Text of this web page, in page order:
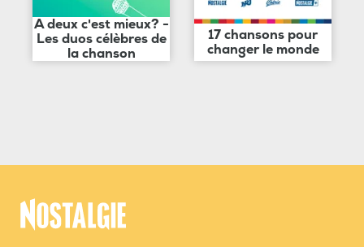
A deux c'est mieux? -
Les duos célèbres de
la chanson
17 chansons pour
changer le monde